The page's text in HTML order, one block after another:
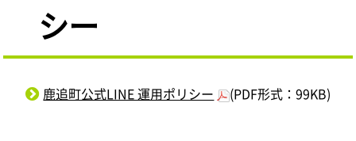
シー
鹿追町公式LINE 運用ポリシー (PDF形式：99KB)